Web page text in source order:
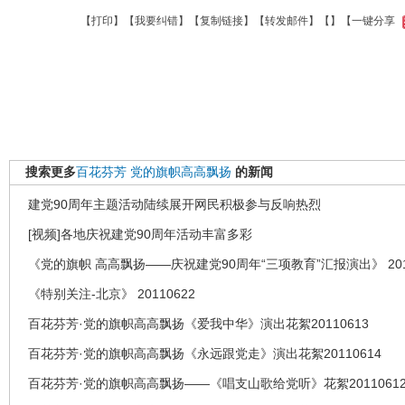
【打印 】【我要纠错】【复制链接】【转发邮件】【 】 【一键分享
搜索更多百花芬芳 党的旗帜高高飘扬 的新闻
建党90周年主题活动陆续展开网民积极参与反响热烈
[视频]各地庆祝建党90周年活动丰富多彩
《党的旗帜 高高飘扬——庆祝建党90周年“三项教育”汇报演出》
《特别关注-北京》 20110622
百花芬芳·党的旗帜高高飘扬《爱我中华》演出花絮20110613
百花芬芳·党的旗帜高高飘扬《永远跟党走》演出花絮20110614
百花芬芳·党的旗帜高高飘扬——《唱支山歌给党听》花絮